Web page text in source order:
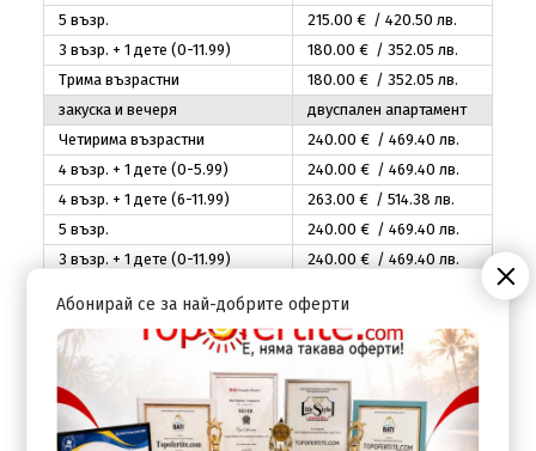
5 възр.
215.00 € / 420.50 лв.
3 възр. + 1 дете (0-11.99)
180.00 € / 352.05 лв.
Трима възрастни
180.00 € / 352.05 лв.
закуска и вечеря
двуспален апартамент
Четирима възрастни
240.00 € / 469.40 лв.
4 възр. + 1 дете (0-5.99)
240.00 € / 469.40 лв.
4 възр. + 1 дете (6-11.99)
263.00 € / 514.38 лв.
5 възр.
240.00 € / 469.40 лв.
3 възр. + 1 дете (0-11.99)
240.00 € / 469.40 лв.
закуска
фамилен апартамент
Четирима възрастни
164.00€ / 320 .76лв.
4 възр. + 1 дете (0-5.99)
164.00 .76лв.
4 възр. + 1 дете (6-11.99)
179.00 € / 350.09
лв.
5 възр.
199.00€ / 389 .21лв.
Абонирай се за най-добрите оферти